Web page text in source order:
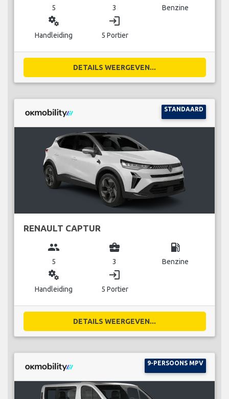
5 3 Benzine
miscellaneous_services
Handleiding
login
5 Portier
DETAILS WEERGEVEN...
STANDAARD
RENAULT CAPTUR
group
5
business_center
3
local_gas_station
Benzine
miscellaneous_services
Handleiding
login
5 Portier
DETAILS WEERGEVEN...
9-PERSOONS MPV